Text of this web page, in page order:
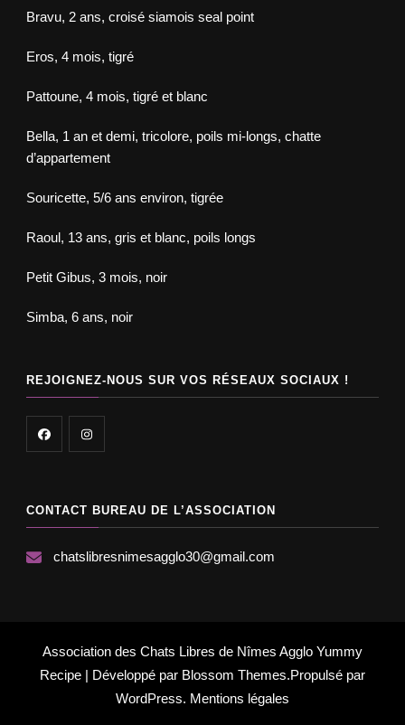
Bravu, 2 ans, croisé siamois seal point
Eros, 4 mois, tigré
Pattoune, 4 mois, tigré et blanc
Bella, 1 an et demi, tricolore, poils mi-longs, chatte
d’appartement
Souricette, 5/6 ans environ, tigrée
Raoul, 13 ans, gris et blanc, poils longs
Petit Gibus, 3 mois, noir
Simba, 6 ans, noir
REJOIGNEZ-NOUS SUR VOS RÉSEAUX SOCIAUX !
CONTACT BUREAU DE L’ASSOCIATION
chatslibresnimesagglo30@gmail.com
Association des Chats Libres de Nîmes Agglo Yummy
Recipe | Développé par Blossom Themes.Propulsé par
WordPress. Mentions légales